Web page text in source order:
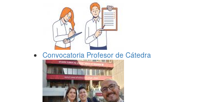
Convocatoria Profesor de Cátedra